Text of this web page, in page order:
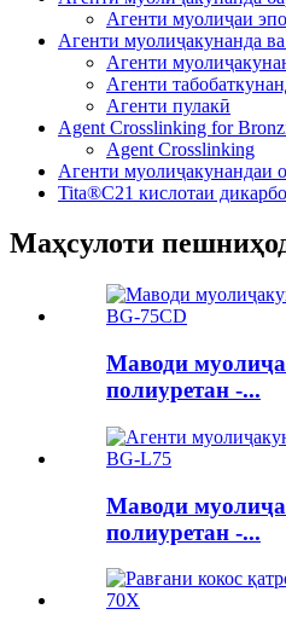
Агенти муолиҷаи
Агенти муолиҷакунанда
Агенти
Агенти
Агенти пулакӣ
Agent Crosslinking for
Agent Crosslinking
Агенти муолиҷакунандаи
Tita®C21 кислотаи
Маҳсулоти
Маводи
полиуретан -...
Маводи
полиуретан -...